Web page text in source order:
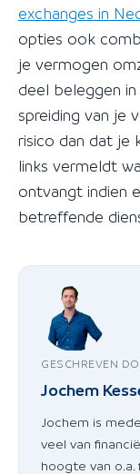
exchanges in
opties ook
je vermogen
deel beleggen
spreiding van je
risico dan dat je
links vermeldt
ontvangt indien
betreffende
GESCHREVEN
Jochem
Jochem is
veel van
hoogte van o.a.